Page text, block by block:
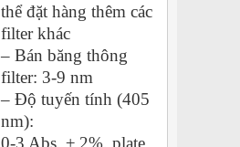
thể đặt hàng thêm các
filter khác
– Bán băng thông
filter: 3-9 nm
– Độ tuyến tính (405
nm):
0-3 Abs, ± 2%, plate